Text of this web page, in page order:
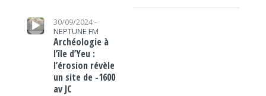
Lecteur audio
30/09/2024 -
NEPTUNE FM
Archéologie à
l’île d’Yeu :
l’érosion révèle
un site de -1600
av JC